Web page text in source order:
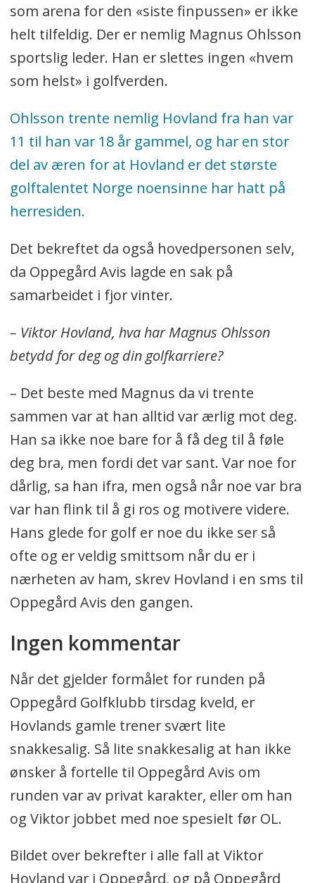
som arena for den «siste finpussen» er ikke
helt tilfeldig. Der er nemlig Magnus Ohlsson
sportslig leder. Han er slettes ingen «hvem
som helst» i golfverden.
Ohlsson trente nemlig Hovland fra han var
11 til han var 18 år gammel, og har en stor
del av æren for at Hovland er det største
golftalentet Norge noensinne har hatt på
herresiden.
Det bekreftet da også hovedpersonen selv,
da Oppegård Avis lagde en sak på
samarbeidet i fjor vinter.
– Viktor Hovland, hva har Magnus Ohlsson
betydd for deg og din golfkarriere?
– Det beste med Magnus da vi trente
sammen var at han alltid var ærlig mot deg.
Han sa ikke noe bare for å få deg til å føle
deg bra, men fordi det var sant. Var noe for
dårlig, sa han ifra, men også når noe var bra
var han flink til å gi ros og motivere videre.
Hans glede for golf er noe du ikke ser så
ofte og er veldig smittsom når du er i
nærheten av ham, skrev Hovland i en sms til
Oppegård Avis den gangen.
Ingen kommentar
Når det gjelder formålet for runden på
Oppegård Golfklubb tirsdag kveld, er
Hovlands gamle trener svært lite
snakkesalig. Så lite snakkesalig at han ikke
ønsker å fortelle til Oppegård Avis om
runden var av privat karakter, eller om han
og Viktor jobbet med noe spesielt før OL.
Bildet over bekrefter i alle fall at Viktor
Hovland var i Oppegård, og på Oppegård